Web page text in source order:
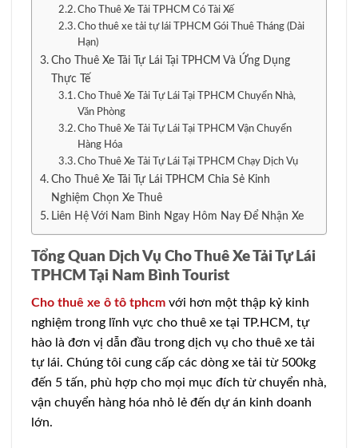
Cho Thuê Xe Tải TPHCM Có Tài Xế
Cho thuê xe tải tự lái TPHCM Gói Thuê Tháng (Dài
Hạn)
Cho Thuê Xe Tải Tự Lái Tại TPHCM Và Ứng Dụng
Thực Tế
Cho Thuê Xe Tải Tự Lái Tại TPHCM Chuyển Nhà,
Văn Phòng
Cho Thuê Xe Tải Tự Lái Tại TPHCM Vận Chuyển
Hàng Hóa
Cho Thuê Xe Tải Tự Lái Tại TPHCM Chạy Dịch Vụ
Cho Thuê Xe Tải Tự Lái TPHCM Chia Sẻ Kinh
Nghiệm Chọn Xe Thuê
Liên Hệ Với Nam Bình Ngay Hôm Nay Để Nhận Xe
Tổng Quan Dịch Vụ Cho Thuê Xe Tải Tự Lái
TPHCM Tại Nam Bình Tourist
Cho thuê xe ô tô tphcm với hơn một thập kỷ kinh
nghiệm trong lĩnh vực cho thuê xe tại TP.HCM, tự
hào là đơn vị dẫn đầu trong dịch vụ cho thuê xe tải
tự lái. Chúng tôi cung cấp các dòng xe tải từ 500kg
đến 5 tấn, phù hợp cho mọi mục đích từ chuyển nhà,
vận chuyển hàng hóa nhỏ lẻ đến dự án kinh doanh
lớn.